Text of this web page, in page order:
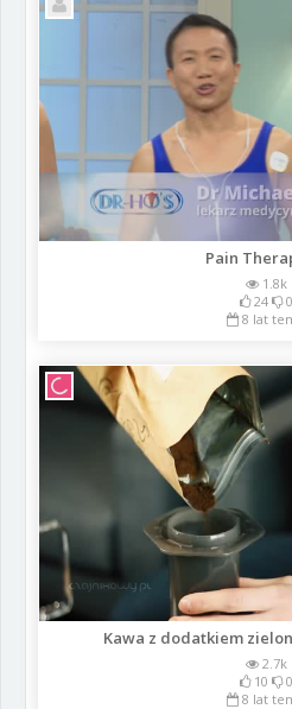
Pain
1.8k
24
0
8 lat
Kawa z dodatkiem
2.7k
10
0
8 lat